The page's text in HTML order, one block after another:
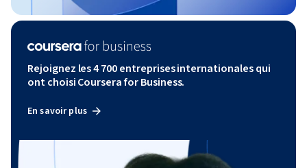
Rejoignez les 4 700 entreprises internationales qui
ont choisi Coursera for Business.
En savoir plus